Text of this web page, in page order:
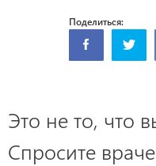
Поделиться:
Это не то, что
Спросите